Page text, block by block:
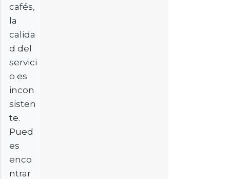
cafés,
la
calida
d del
servici
o es
incon
sisten
te.
Pued
es
enco
ntrar